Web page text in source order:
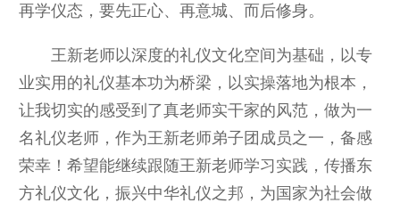
再学仪态，要先正心、再意城、而后修身。
王新老师以深度的礼仪文化空间为基础，以专
业实用的礼仪基本功为桥梁，以实操落地为根本，
让我切实的感受到了真老师实干家的风范，做为一
名礼仪老师，作为王新老师弟子团成员之一，备感
荣幸！希望能继续跟随王新老师学习实践，传播东
方礼仪文化，振兴中华礼仪之邦，为国家为社会做